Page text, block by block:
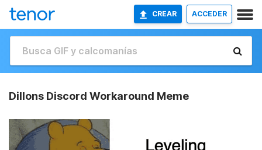
CREAR ACCEDER
Dillons Discord Workaround Meme